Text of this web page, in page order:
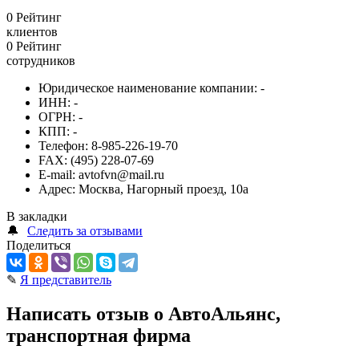
0 Рейтинг
клиентов
0 Рейтинг
сотрудников
Юридическое наименование компании: -
ИНН: -
ОГРН: -
КПП: -
Телефон: 8-985-226-19-70
FAX: (495) 228-07-69
E-mail: avtofvn@mail.ru
Адрес: Москва, Нагорный проезд, 10а
В закладки
🔔
Следить за отзывами
Поделиться
✎ Я представитель
Написать отзыв о АвтоАльянс,
транспортная фирма